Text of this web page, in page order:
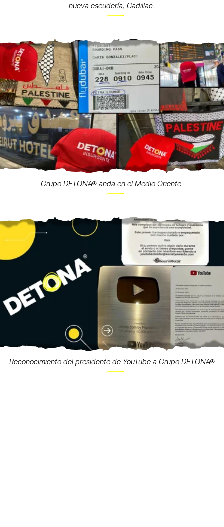
nueva escudería, Cadillac.
Grupo DETONA® anda en el Medio Oriente.
Reconocimiento del presidente de YouTube a Grupo DETONA®